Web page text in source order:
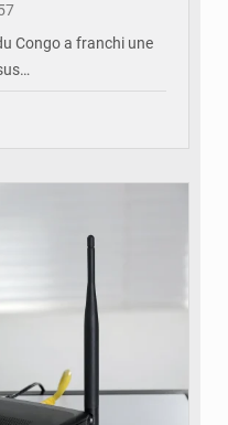
Congo a franchi une